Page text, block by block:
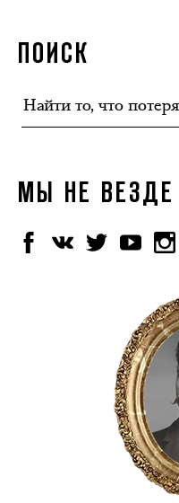
ПОИСК
МЫ НЕ ВЕЗДЕ